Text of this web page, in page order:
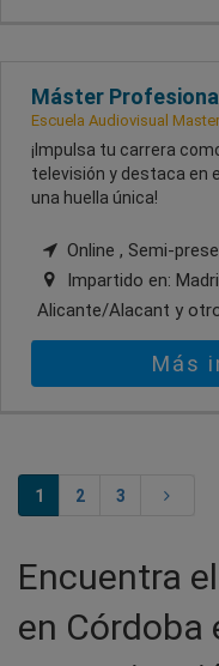
Máster
Escuela Audiovisual
¡Impulsa tu carrera
televisión y destaca en
una huella única!
Online , Semi-
Impartido en:
Alicante/Alacant y
Más
1 2 3
Encuentra
en Córdoba